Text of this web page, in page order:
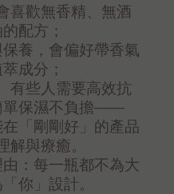
喜歡無香精、無酒
配方；
養，會偏好帶香氣
成分；
有些人需要高效抗
單保濕不負擔——
「剛剛好」的產品
解與療癒。
：每一瓶都不為大
你」設計。